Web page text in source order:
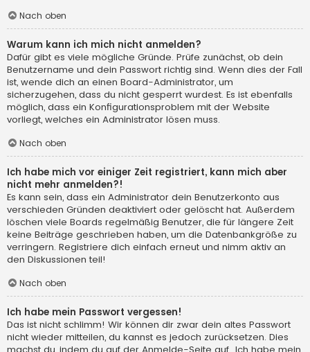
Nach oben
Warum kann ich mich nicht anmelden?
Dafür gibt es viele mögliche Gründe. Prüfe zunächst, ob dein
Benutzername und dein Passwort richtig sind. Wenn dies der Fall
ist, wende dich an einen Board-Administrator, um
sicherzugehen, dass du nicht gesperrt wurdest. Es ist ebenfalls
möglich, dass ein Konfigurationsproblem mit der Website
vorliegt, welches ein Administrator lösen muss.
Nach oben
Ich habe mich vor einiger Zeit registriert, kann mich aber
nicht mehr anmelden?!
Es kann sein, dass ein Administrator dein Benutzerkonto aus
verschieden Gründen deaktiviert oder gelöscht hat. Außerdem
löschen viele Boards regelmäßig Benutzer, die für längere Zeit
keine Beiträge geschrieben haben, um die Datenbankgröße zu
verringern. Registriere dich einfach erneut und nimm aktiv an
den Diskussionen teil!
Nach oben
Ich habe mein Passwort vergessen!
Das ist nicht schlimm! Wir können dir zwar dein altes Passwort
nicht wieder mitteilen, du kannst es jedoch zurücksetzen. Dies